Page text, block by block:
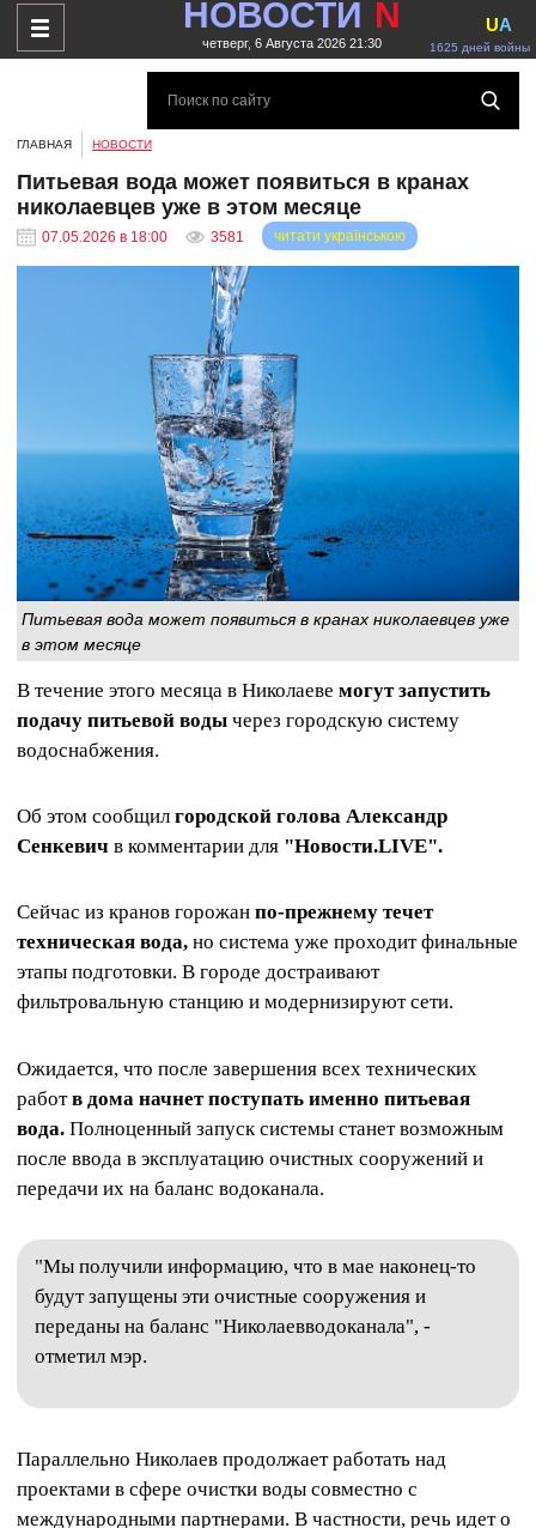
НОВОСТИ N
четверг, 6 Августа 2026 21:30 1625 дней войны
UA
ГЛАВНАЯ НОВОСТИ
Питьевая вода может появиться в кранах
николаевцев уже в этом месяце
07.05.2026 в 18:00 3581 читати українською
Питьевая вода может появиться в кранах николаевцев уже
в этом месяце
В течение этого месяца в Николаеве могут запустить
подачу питьевой воды через городскую систему
водоснабжения.
Об этом сообщил городской голова Александр
Сенкевич в комментарии для "Новости.LIVE".
Сейчас из кранов горожан по-прежнему течет
техническая вода, но система уже проходит финальные
этапы подготовки. В городе достраивают
фильтровальную станцию и модернизируют сети.
Ожидается, что после завершения всех технических
работв дома начнет поступать именно питьевая
вода. Полноценный запуск системы станет возможным
после ввода в эксплуатацию очистных сооружений и
передачи их на баланс водоканала.
"Мы получили информацию, что в мае наконец-то
будут запущены эти очистные сооружения и
переданы на баланс "Николаевводоканала", -
отметил мэр.
Параллельно Николаев продолжает работать над
проектами в сфере очистки воды совместно с
международными партнерами. В частности, речь идет о